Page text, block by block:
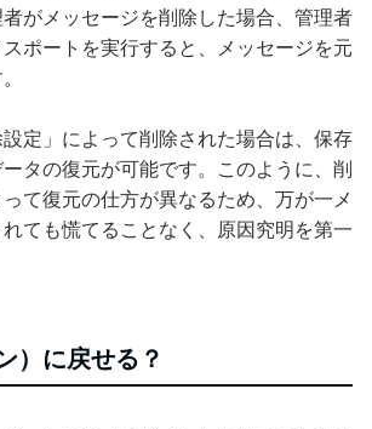
がメッセージを削除した場合、管理者
ポートを実行すると、メッセージを元
定」によって削除された場合は、保存
タの復元が可能です。このように、削
て復元の仕方が異なるため、万が一メ
ても慌てることなく、原因究明を第一
）に戻せる？